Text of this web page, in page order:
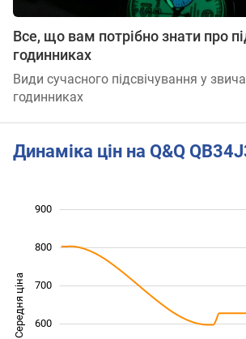
Все, що вам потрібно знати про
годинниках
Види сучасного підсвічування у
годинниках
Динаміка цін на Q&Q
Середня ціна 600
700
900
800